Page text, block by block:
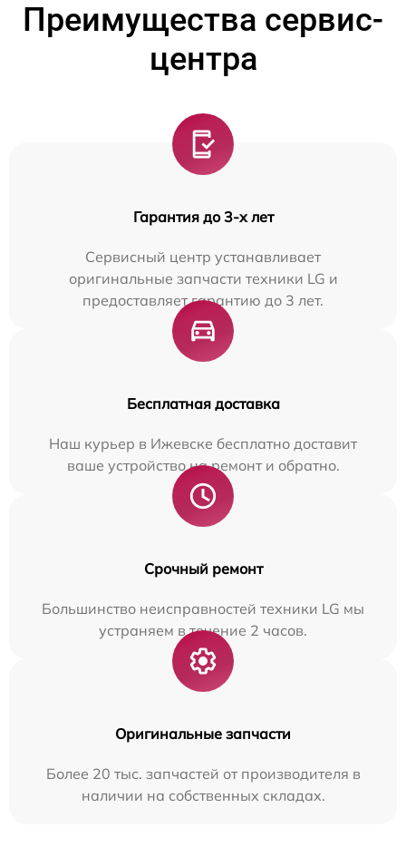
Преимущества сервис-
центра
Гарантия до 3-х лет
Сервисный центр устанавливает
оригинальные запчасти техники LG и
предоставляет гарантию до 3 лет.
Бесплатная доставка
Наш курьер в Ижевске бесплатно доставит
ваше устройство на ремонт и обратно.
Срочный ремонт
Большинство неисправностей техники LG мы
устраняем в течение 2 часов.
Оригинальные запчасти
Более 20 тыс. запчастей от производителя в
наличии на собственных складах.